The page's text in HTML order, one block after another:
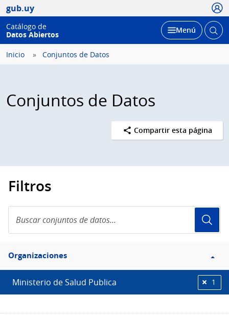
gub.uy
Catálogo de
Datos Abiertos
Desplegar
Menú Abrir
Inicio Conjuntos de Datos
Conjuntos de Datos
Compartir esta página
Filtros
conjuntos
de
Filtro
Organizaciones
Organizaciones
Ministerio de Salud Publica 1